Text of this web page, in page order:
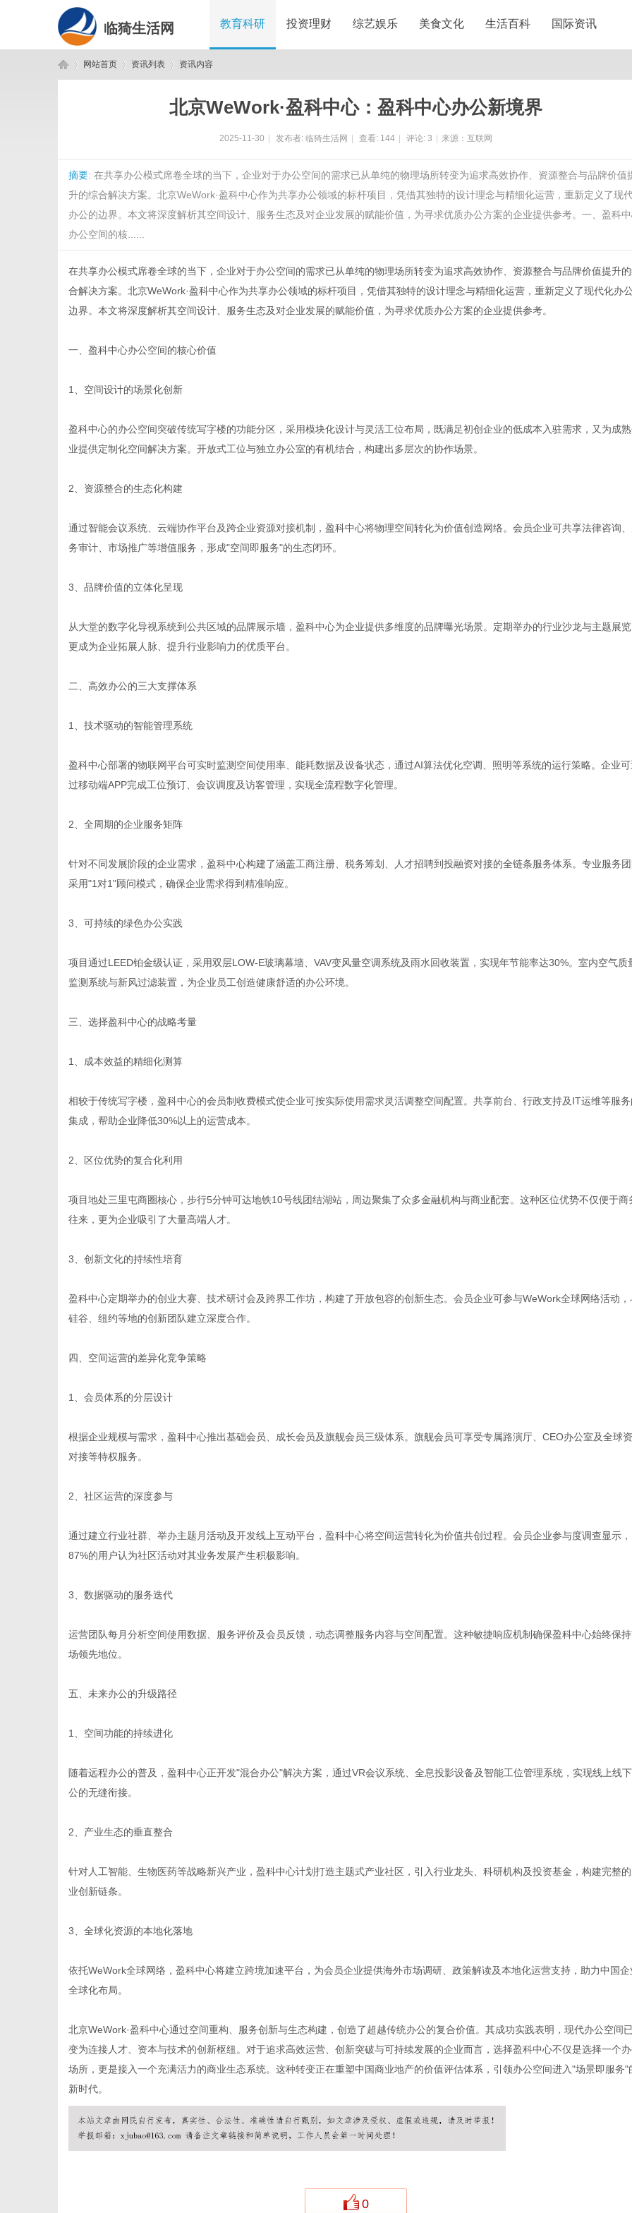
临猗生活网 教育科研 投资理财 综艺娱乐 美食文化 生活百科 国际资讯
网站首页 资讯列表 资讯内容
北京WeWork·盈科中心：盈科中心办公新境界
2025-11-30 发布者: 临猗生活网 查看: 144 评论: 3 来源：互联网
摘要: 在共享办公模式席卷全球的当下，企业对于办公空间的需求已从单纯的物理场所转变为追求高效协作、资源整合与品牌价值
升的综合解决方案。北京WeWork·盈科中心作为共享办公领域的标杆项目，凭借其独特的设计理念与精细化运营，重新定义了现
办公的边界。本文将深度解析其空间设计、服务生态及对企业发展的赋能价值，为寻求优质办公方案的企业提供参考。一、盈科
办公空间的核......
在共享办公模式席卷全球的当下，企业对于办公空间的需求已从单纯的物理场所转变为追求高效协作、资源整合与品牌价值提升
合解决方案。 北京WeWork·盈科中心作为共享办公领域的标杆项目，凭借其独特的设计理念与精细化运营，重新定义了现代化办
边界。本文将深度解析其空间设计、服务生态及对企业发展的赋能价值，为寻求优质办公方案的企业提供参考。
一、盈科中心办公空间的核心价值
1、空间设计的场景化创新
盈科中心的办公空间突破传统写字楼的功能分区，采用模块化设计与灵活工位布局，既满足初创企业的低成本入驻需求，又为成
业提供定制化空间解决方案。开放式工位与独立办公室的有机结合，构建出多层次的协作场景。
2、资源整合的生态化构建
通过智能会议系统、云端协作平台及跨企业资源对接机制，盈科中心将物理空间转化为价值创造网络。会员企业可共享法律咨询
务审计、市场推广等增值服务，形成"空间即服务"的生态闭环。
3、品牌价值的立体化呈现
从大堂的数字化导视系统到公共区域的品牌展示墙，盈科中心为企业提供多维度的品牌曝光场景。定期举办的行业沙龙与主题展
更成为企业拓展人脉、提升行业影响力的优质平台。
二、高效办公的三大支撑体系
1、技术驱动的智能管理系统
盈科中心部署的物联网平台可实时监测空间使用率、能耗数据及设备状态，通过AI算法优化空调、照明等系统的运行策略。企业
过移动端APP完成工位预订、会议调度及访客管理，实现全流程数字化管理。
2、全周期的企业服务矩阵
针对不同发展阶段的企业需求，盈科中心构建了涵盖工商注册、税务筹划、人才招聘到投融资对接的全链条服务体系。专业服务
采用"1对1"顾问模式，确保企业需求得到精准响应。
3、可持续的绿色办公实践
项目通过LEED铂金级认证，采用双层LOW-E玻璃幕墙、VAV变风量空调系统及雨水回收装置，实现年节能率达30%。室内空气质
监测系统与新风过滤装置，为企业员工创造健康舒适的办公环境。
三、选择盈科中心的战略考量
1、成本效益的精细化测算
相较于传统写字楼，盈科中心的会员制收费模式使企业可按实际使用需求灵活调整空间配置。共享前台、行政支持及IT运维等服
集成，帮助企业降低30%以上的运营成本。
2、区位优势的复合化利用
项目地处三里屯商圈核心，步行5分钟可达地铁10号线团结湖站，周边聚集了众多金融机构与商业配套。这种区位优势不仅便于商
往来，更为企业吸引了大量高端人才。
3、创新文化的持续性培育
盈科中心定期举办的创业大赛、技术研讨会及跨界工作坊，构建了开放包容的创新生态。会员企业可参与WeWork全球网络活动，
硅谷、纽约等地的创新团队建立深度合作。
四、空间运营的差异化竞争策略
1、会员体系的分层设计
根据企业规模与需求，盈科中心推出基础会员、成长会员及旗舰会员三级体系。旗舰会员可享受专属路演厅、CEO办公室及全球
对接等特权服务。
2、社区运营的深度参与
通过建立行业社群、举办主题月活动及开发线上互动平台，盈科中心将空间运营转化为价值共创过程。会员企业参与度调查显示，
87%的用户认为社区活动对其业务发展产生积极影响。
3、数据驱动的服务迭代
运营团队每月分析空间使用数据、服务评价及会员反馈，动态调整服务内容与空间配置。这种敏捷响应机制确保盈科中心始终保
场领先地位。
五、未来办公的升级路径
1、空间功能的持续进化
随着远程办公的普及，盈科中心正开发"混合办公"解决方案，通过VR会议系统、全息投影设备及智能工位管理系统，实现线上线
公的无缝衔接。
2、产业生态的垂直整合
针对人工智能、生物医药等战略新兴产业，盈科中心计划打造主题式产业社区，引入行业龙头、科研机构及投资基金，构建完整
业创新链条。
3、全球化资源的本地化落地
依托WeWork全球网络，盈科中心将建立跨境加速平台，为会员企业提供海外市场调研、政策解读及本地化运营支持，助力中国企
全球化布局。
北京WeWork·盈科中心通过空间重构、服务创新与生态构建，创造了超越传统办公的复合价值。其成功实践表明，现代办公空间
变为连接人才、资本与技术的创新枢纽。对于追求高效运营、创新突破与可持续发展的企业而言，选择盈科中心不仅是选择一个
场所，更是接入一个充满活力的商业生态系统。这种转变正在重塑中国商业地产的价值评估体系，引领办公空间进入"场景即服务"
新时代。
0